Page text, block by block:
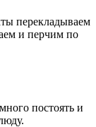
перекладываем
и перчим по
постоять и